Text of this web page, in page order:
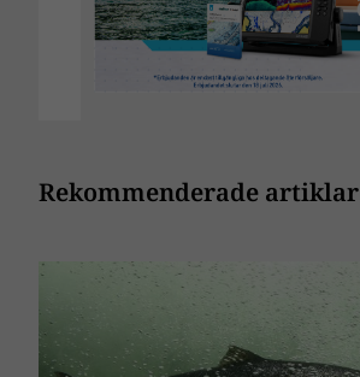
Rekommenderade artiklar